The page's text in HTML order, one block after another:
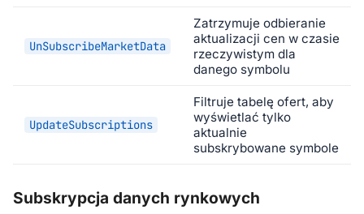
UnSubscribeMarketData
Zatrzymuje odbieranie
aktualizacji cen w czasie
rzeczywistym dla
danego symbolu
UpdateSubscriptions
Filtruje tabelę ofert, aby
wyświetlać tylko
aktualnie
subskrybowane symbole
Subskrypcja danych rynkowych